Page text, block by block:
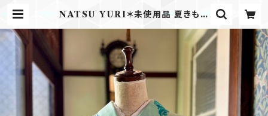
NATSU YURI＊未使用品 夏きもの
ムグリーン B696 | kimono tent
o